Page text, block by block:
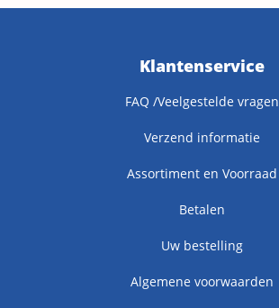
Klantenservice
FAQ /Veelgestelde vragen
Verzend informatie
Assortiment en Voorraad
Betalen
Uw bestelling
Algemene voorwaarden